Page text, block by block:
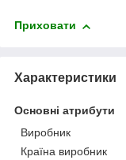
Приховати
Характеристики
Основні атрибути
Виробник
Країна виробник